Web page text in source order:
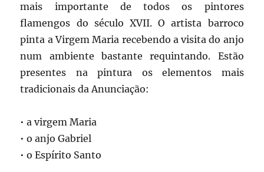
mais importante de todos os pintores
flamengos do século XVII. O artista barroco
pinta a Virgem Maria recebendo a visita do anjo
num ambiente bastante requintando. Estão
presentes na pintura os elementos mais
tradicionais da Anunciação:
• a virgem Maria
• o anjo Gabriel
• o Espírito Santo